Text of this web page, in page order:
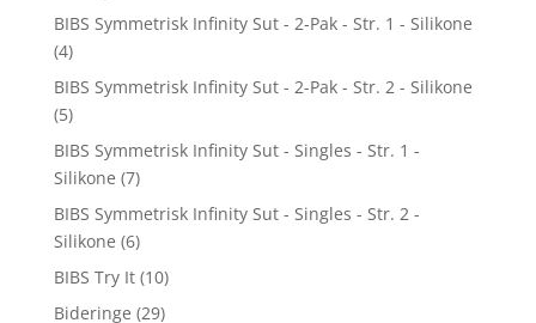
BIBS Symmetrisk Infinity Sut - 2-Pak - Str. 1 - Silikone
(4)
BIBS Symmetrisk Infinity Sut - 2-Pak - Str. 2 - Silikone
(5)
BIBS Symmetrisk Infinity Sut - Singles - Str. 1 -
Silikone (7)
BIBS Symmetrisk Infinity Sut - Singles - Str. 2 -
Silikone (6)
BIBS Try It (10)
Bideringe (29)